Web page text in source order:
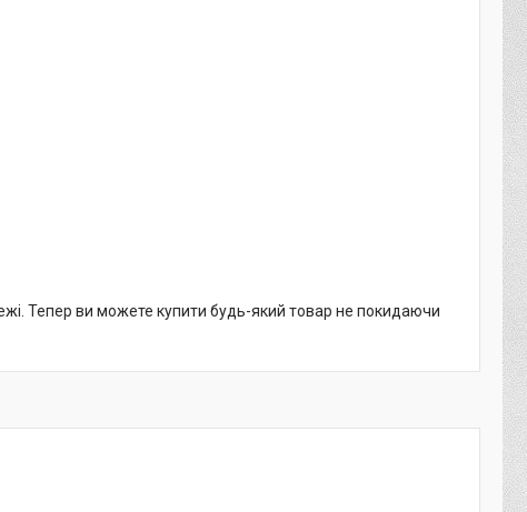
Тепер ви можете купити будь-який товар не покидаючи